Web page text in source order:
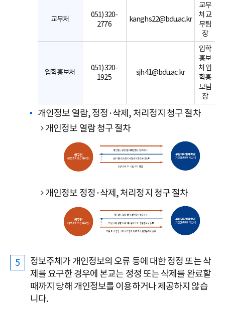
교무처
051) 320-
2776
kanghs22@bdu.ac.kr
교무
처 교
무팀
장
입학홍보처
051) 320-
1925
sjh41@bdu.ac.kr
입학
홍보
처 입
학홍
보팀
장
개인정보 열람, 정정·삭제, 처리정지 청구 절차
개인정보 열람 청구 절차
개인정보 정정·삭제, 처리정지 청구 절차
정보주체가 개인정보의 오류 등에 대한 정정 또는 삭
제를 요구한 경우에 본교는 정정 또는 삭제를 완료할
때까지 당해 개인정보를 이용하거나 제공하지 않습
니다.